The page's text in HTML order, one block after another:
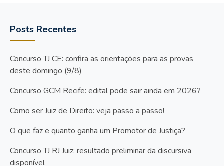
Posts Recentes
Concurso TJ CE: confira as orientações para as provas
deste domingo (9/8)
Concurso GCM Recife: edital pode sair ainda em 2026?
Como ser Juiz de Direito: veja passo a passo!
O que faz e quanto ganha um Promotor de Justiça?
Concurso TJ RJ Juiz: resultado preliminar da discursiva
disponível